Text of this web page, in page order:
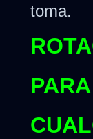
toma.